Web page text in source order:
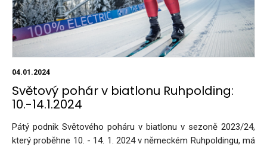
04.01.2024
Světový pohár v biatlonu Ruhpolding:
10.-14.1.2024
Pátý podnik Světového poháru v biatlonu v sezoně 2023/24,
který proběhne 10. - 14. 1. 2024 v německém Ruhpoldingu, má